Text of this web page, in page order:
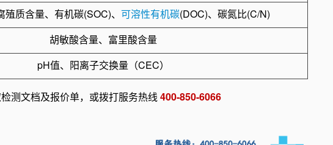
质含量、有机碳(SOC)、 可溶性有机碳(DOC)、碳氮比(C/N)
胡敏酸含量、富里酸含量
pH值、阳离子交换量（CEC）
测文档及报价单，或拨打服务热线400-850-6066